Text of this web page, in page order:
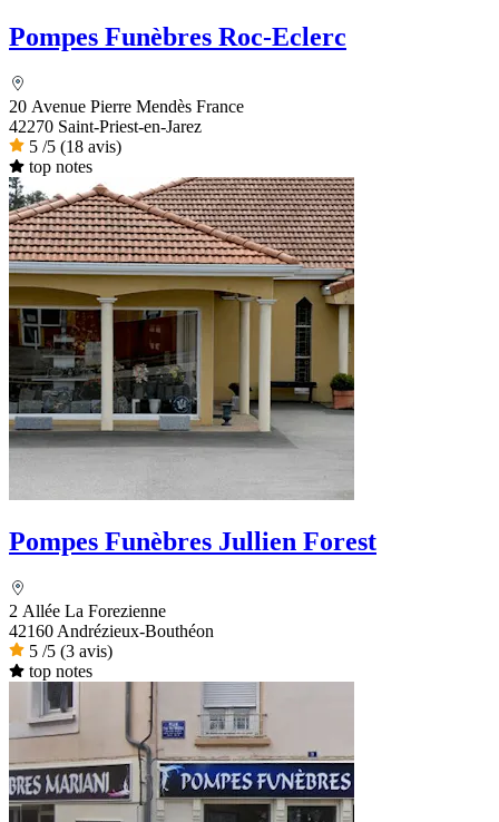
Pompes Funèbres Roc-Eclerc
20 Avenue Pierre Mendès France
42270 Saint-Priest-en-Jarez
5 /5 (18 avis)
top notes
Pompes Funèbres Jullien Forest
2 Allée La Forezienne
42160 Andrézieux-Bouthéon
5 /5 (3 avis)
top notes